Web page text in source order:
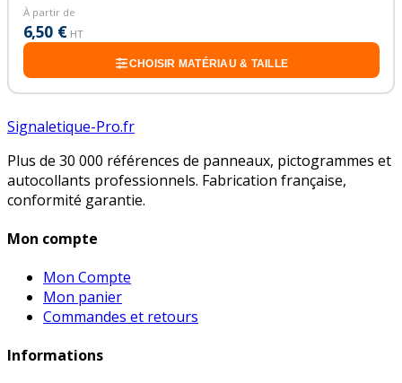
À partir de
6,50 € HT
CHOISIR MATÉRIAU & TAILLE
Signaletique-Pro.fr
Plus de 30 000 références de panneaux, pictogrammes et
autocollants professionnels. Fabrication française,
conformité garantie.
Mon compte
Mon Compte
Mon panier
Commandes et retours
Informations